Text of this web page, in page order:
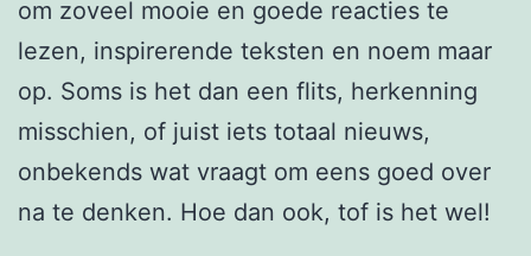
om zoveel mooie en goede reacties te
lezen, inspirerende teksten en noem maar
op. Soms is het dan een flits, herkenning
misschien, of juist iets totaal nieuws,
onbekends wat vraagt om eens goed over
na te denken. Hoe dan ook, tof is het wel!